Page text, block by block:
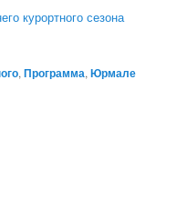
курортного сезона
,Программа,Юрмале